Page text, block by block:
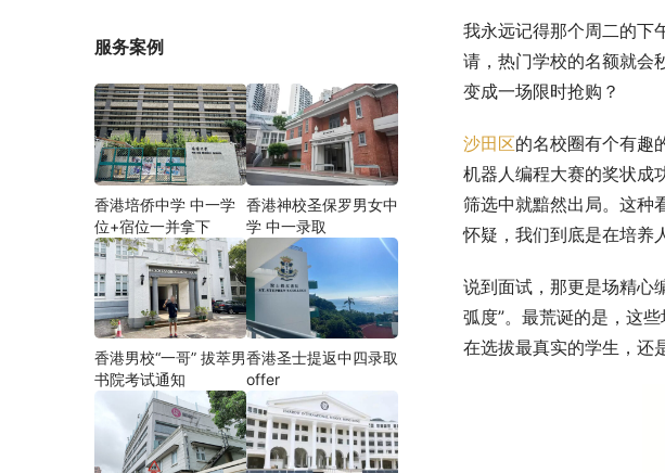
我永远记得那个周二的下
请，热门学校的名额就会
变成一场限时抢购？
沙田区的名校圈有个有趣
机器人编程大赛的奖状成
筛选中就黯然出局。这
怀疑，我们到底是在培养
说到面试，那更是场精心
弧度”。最荒诞的是，这
在选拔最真实的学生，还
服务案例
香港培侨中学 中一学
位+宿位一并拿下
香港神校圣保罗男女中
学 中一录取
香港男校“一哥” 拔萃男
书院考试通知
香港圣士提返中四录取
offer